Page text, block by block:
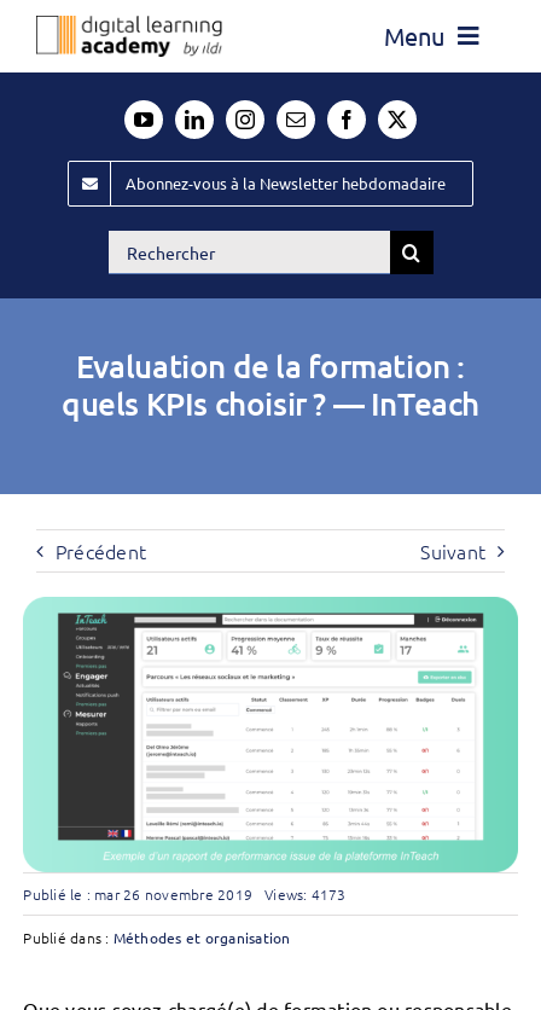
Passer
Menu
Évènements ILDI
Offres d’emploi
Publiez
Abonnez-vous à la Newsletter hebdomadaire
Rechercher:
Evaluation de la formation :
quels KPIs choisir ? — InTeach
Précédent Suivant
Publié le : mar 26 novembre 2019 Views: 4173
Publié dans : Méthodes et organisation